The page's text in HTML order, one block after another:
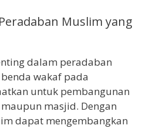
Muslim yang
dalam peradaban
wakaf pada
untuk pembangunan
masjid. Dengan
dapat mengembangkan